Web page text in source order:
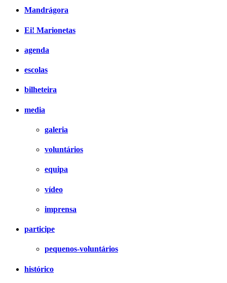
Mandrágora
Ei! Marionetas
agenda
escolas
bilheteira
media
galeria
voluntários
equipa
vídeo
imprensa
participe
pequenos-voluntários
histórico